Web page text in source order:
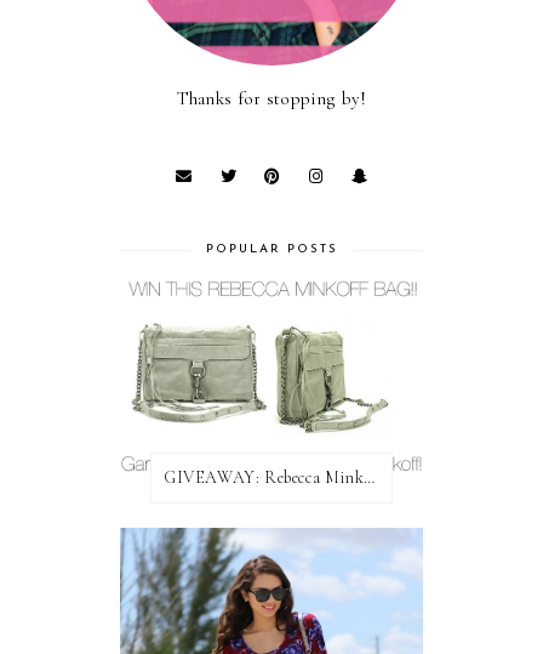
Thanks for stopping by!
POPULAR POSTS
GIVEAWAY: Rebecca Minkoff Bag!